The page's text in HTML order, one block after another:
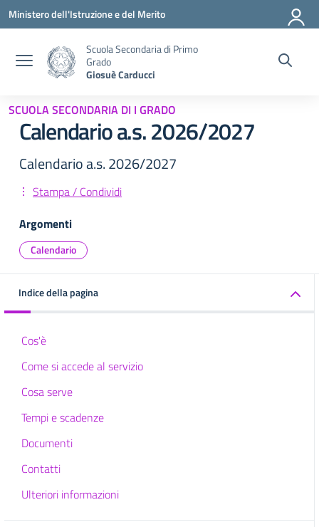
Vai ai contenuti
Vai al menu di navigazione
Vai al footer
Ministero dell'Istruzione e del Merito
Scuola Secondaria di Primo
Grado
Giosuè Carducci
SCUOLA SECONDARIA DI I GRADO
Calendario a.s. 2026/2027
Calendario a.s. 2026/2027
Stampa / Condividi
Argomenti
Calendario
Indice della pagina
Cos'è
Come si accede al servizio
Cosa serve
Tempi e scadenze
Documenti
Contatti
Ulteriori informazioni